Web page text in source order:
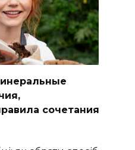
сочетания